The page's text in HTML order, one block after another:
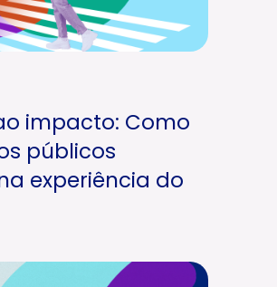
impacto: Como
públicos
experiência do